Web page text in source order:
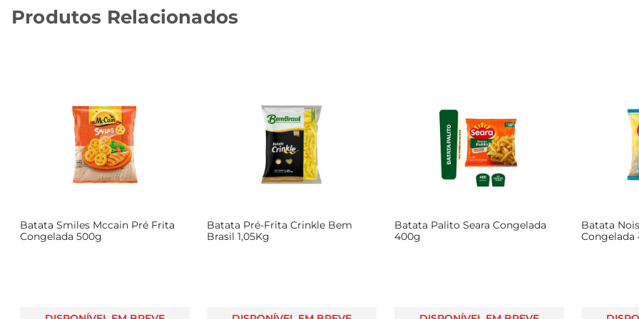
Produtos Relacionados
Batata Smiles Mccain Pré Frita
Congelada 500g
Batata Pré-Frita Crinkle Bem
Brasil 1,05Kg
Batata Palito Seara Congelada
400g
Batata
Congelada